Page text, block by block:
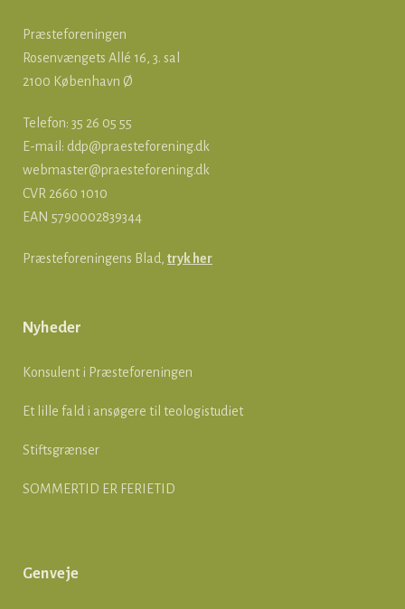
Præsteforeningen
Rosenvængets Allé 16, 3. sal
2100 København Ø
Telefon: 35 26 05 55
E-mail: ddp@praesteforening.dk
webmaster@praesteforening.dk
CVR 2660 1010
EAN 5790002839344
Præsteforeningens Blad, tryk her
Nyheder
Konsulent i Præsteforeningen
Et lille fald i ansøgere til teologistudiet
Stiftsgrænser
SOMMERTID ER FERIETID
Genveje